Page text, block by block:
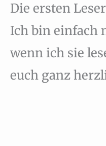
Die ersten
Ich bin einfach
wenn ich sie
euch ganz